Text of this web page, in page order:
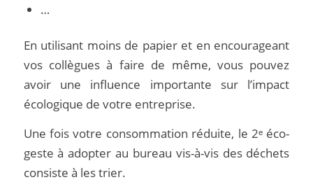
…
En utilisant moins de papier et en encourageant
vos collègues à faire de même, vous pouvez
avoir une influence importante sur l’impact
écologique de votre entreprise.
Une fois votre consommation réduite, le 2ᵉ éco-
geste à adopter au bureau vis-à-vis des déchets
consiste à les trier.